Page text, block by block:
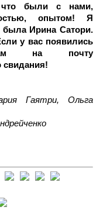
были с нами,
опытом! Я
была Ирина Сатори.
у вас появились
на почту
свидания!
Гаятри, Ольга